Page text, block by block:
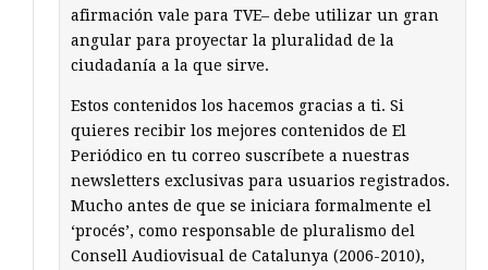
afirmación vale para TVE– debe utilizar un gran
angular para proyectar la pluralidad de la
ciudadanía a la que sirve.
Estos contenidos los hacemos gracias a ti. Si
quieres recibir los mejores contenidos de El
Periódico en tu correo suscríbete a nuestras
newsletters exclusivas para usuarios registrados.
Mucho antes de que se iniciara formalmente el
‘procés’, como responsable de pluralismo del
Consell Audiovisual de Catalunya (2006-2010),